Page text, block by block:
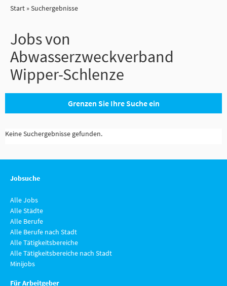
Start Suchergebnisse
Jobs von
Abwasserzweckverband
Wipper-Schlenze
Grenzen Sie Ihre Suche ein
Keine Suchergebnisse gefunden.
Jobsuche
Alle Jobs
Alle Städte
Alle Berufe
Alle Berufe nach Stadt
Alle Tätigkeitsbereiche
Alle Tätigkeitsbereiche nach Stadt
Minijobs
Für Arbeitgeber